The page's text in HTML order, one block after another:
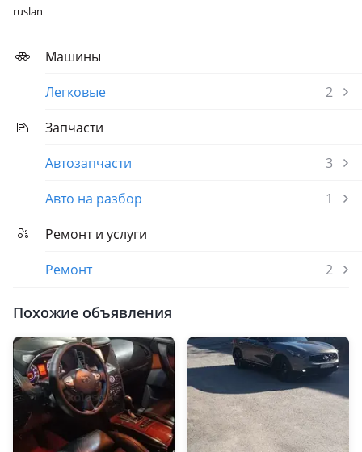
ruslan
Машины
Легковые
2
Запчасти
Автозапчасти
3
Авто на разбор
1
Ремонт и услуги
Ремонт
2
Похожие объявления